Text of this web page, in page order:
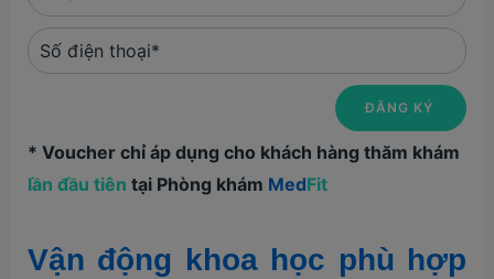
* Voucher chỉ áp dụng cho khách hàng thăm khám
lần đầu tiên tại Phòng khám MedFit
Vận động khoa học phù hợp